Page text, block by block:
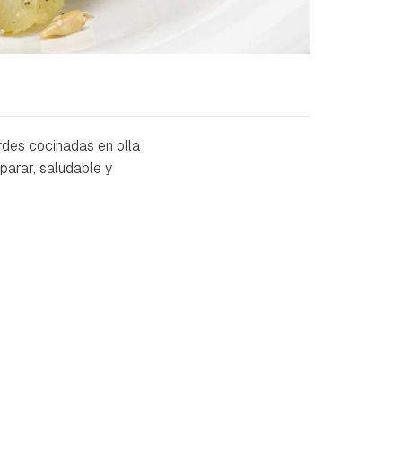
cocinadas en olla
saludable y